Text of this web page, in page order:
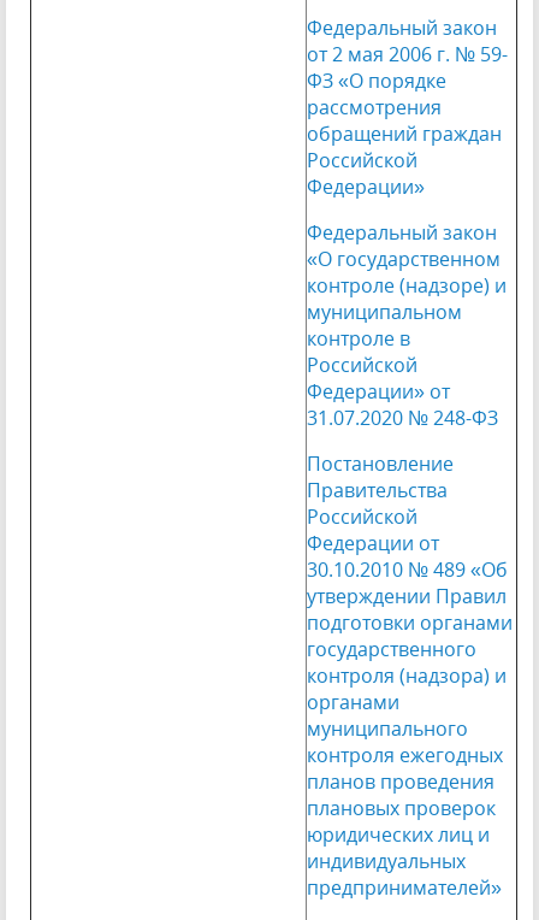
Федеральный закон
от 2 мая 2006 г. № 59-
ФЗ «О порядке
рассмотрения
обращений граждан
Российской
Федерации»
Федеральный закон
«О государственном
контроле (надзоре) и
муниципальном
контроле в
Российской
Федерации» от
31.07.2020 № 248-ФЗ
Постановление
Правительства
Российской
Федерации от
30.10.2010 № 489 «Об
утверждении Правил
подготовки органами
государственного
контроля (надзора) и
органами
муниципального
контроля ежегодных
планов проведения
плановых проверок
юридических лиц и
индивидуальных
предпринимателей»